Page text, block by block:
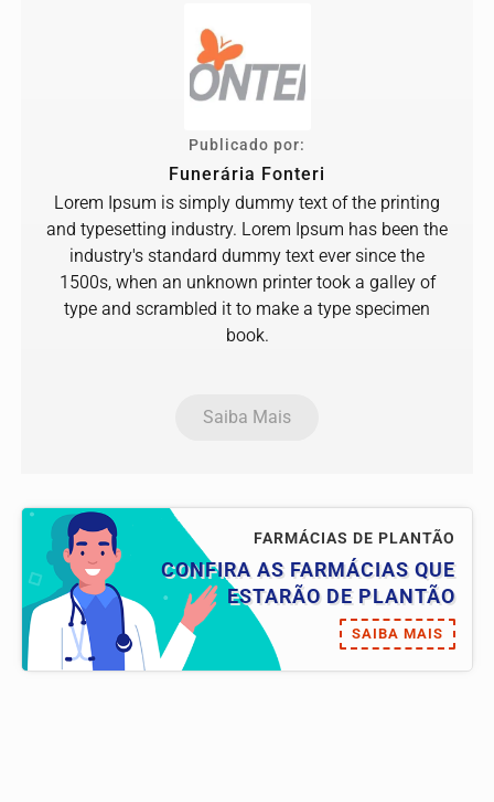
Publicado por:
Funerária Fonteri
Lorem Ipsum is simply dummy text of the printing
and typesetting industry. Lorem Ipsum has been the
industry's standard dummy text ever since the
1500s, when an unknown printer took a galley of
type and scrambled it to make a type specimen
book.
Saiba Mais
FARMÁCIAS DE PLANTÃO
CONFIRA AS FARMÁCIAS QUE
ESTARÃO DE PLANTÃO
SAIBA MAIS